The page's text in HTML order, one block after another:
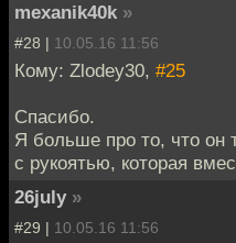
mexanik40k »
#28 | 10.05.16 11:56
Кому: Zlodey30, #25
Спасибо.
Я больше про то, что он
с рукоятью, которая
26july »
#29 | 10.05.16 11:56